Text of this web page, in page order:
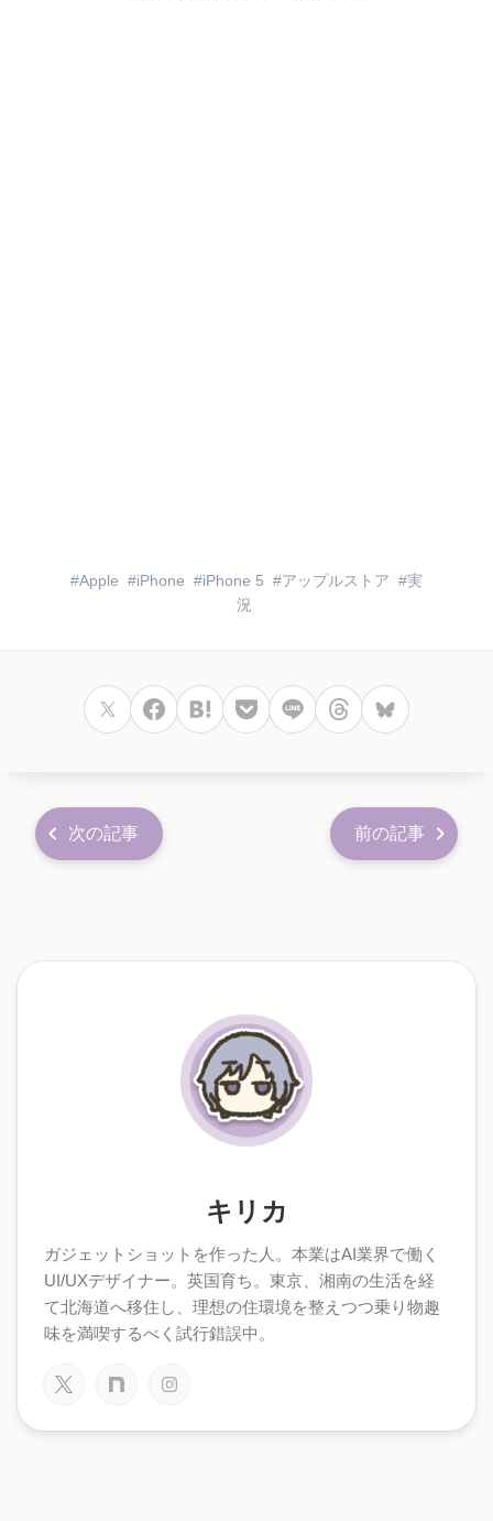
Apple iPhone iPhone 5 アップルストア
実
況
次の記事 前の記事
キリカ
ガジェットショットを作った人。本業はAI業界で働く
UI/UXデザイナー。英国育ち。東京、湘南の生活を経
て北海道へ移住し、理想の住環境を整えつつ乗り物趣
味を満喫するべく試行錯誤中。